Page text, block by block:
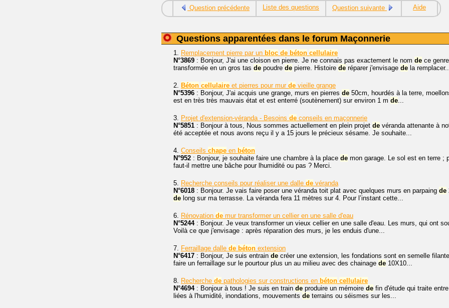
Question précédente Liste des questions Question suivante Aide
Questions apparentées dans le forum Maçonnerie
1. Remplacement pierre par un bloc de béton cellulaire
N°3869 : Bonjour, J'ai une cloison en pierre. Je ne connais pas exactement le nom de ce genre
transformée en un gros tas de poudre de pierre. Histoire de réparer j'envisage de la
2. Béton cellulaire et pierres pour mur de vieille grange
N°5396 : Bonjour, J'ai acquis une grange, murs en pierres de 50cm, hourdés à la terre,
est en très très mauvais état et est enterré (soutènement) sur environ 1 m de...
3. Projet d'extension-véranda - Besoins de conseils en maçonnerie
N°5851 : Bonjour à tous, Nous sommes actuellement en plein projet de véranda attenante à
été acceptée et nous avons reçu il y a 15 jours le précieux sésame. Je souhaite...
4. Conseils chape en béton
N°952 : Bonjour, je souhaite faire une chambre à la place de mon garage. Le sol est en terre ;
faut-il mettre une bâche pour lhumidité ou pas ? Merci.
5. Recherche conseils pour réaliser une dalle de véranda
N°6018 : Bonjour. Je vais faire poser une véranda toit plat avec quelques murs en parpaing de
de long sur ma terrasse. La véranda fera 11 mètres sur 4. Pour l’instant cette...
6. Rénovation de mur transformer un cellier en une salle d'eau
N°5244: Bonjour. Je veux transformer un vieux cellier en une salle d'eau. Les murs, qui ont
Voilà ce que j'envisage : après réparation des murs, je les enduis d'une...
7. Ferraillage dalle de béton extension
N°6417 : Bonjour, Je suis entrain de créer une extension, les fondations sont en semelle filante
faire un ferraillage sur le pourtour plus un au milieu avec des chainage de 10X10...
8. Recherche de pathologies sur constructions en béton cellulaire
N°4694: Bonjour à tous ! Je suis en train de produire un mémoire de fin d'étude qui traite
liées à l'humidité, inondations, mouvements de terrains ou séismes sur les...